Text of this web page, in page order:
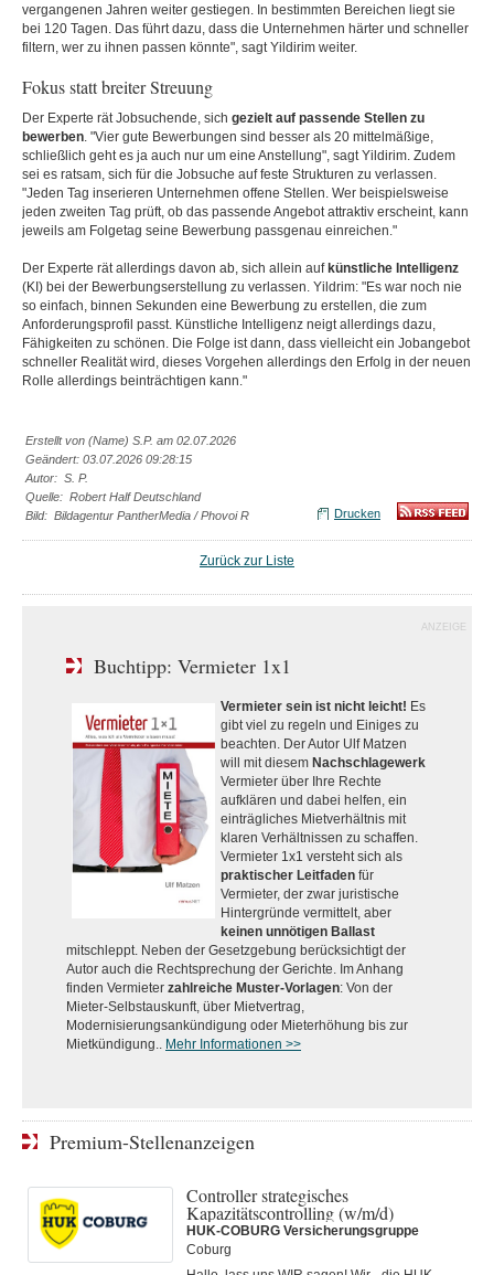
vergangenen Jahren weiter gestiegen. In bestimmten Bereichen liegt sie
bei 120 Tagen. Das führt dazu, dass die Unternehmen härter und schneller
filtern, wer zu ihnen passen könnte", sagt Yildirim weiter.
Fokus statt breiter Streuung
Der Experte rät Jobsuchende, sich gezielt auf passende Stellen zu
bewerben. "Vier gute Bewerbungen sind besser als 20 mittelmäßige,
schließlich geht es ja auch nur um eine Anstellung", sagt Yildirim. Zudem
sei es ratsam, sich für die Jobsuche auf feste Strukturen zu verlassen.
"Jeden Tag inserieren Unternehmen offene Stellen. Wer beispielsweise
jeden zweiten Tag prüft, ob das passende Angebot attraktiv erscheint, kann
jeweils am Folgetag seine Bewerbung passgenau einreichen."
Der Experte rät allerdings davon ab, sich allein auf künstliche Intelligenz
(KI) bei der Bewerbungserstellung zu verlassen. Yildrim: "Es war noch nie
so einfach, binnen Sekunden eine Bewerbung zu erstellen, die zum
Anforderungsprofil passt. Künstliche Intelligenz neigt allerdings dazu,
Fähigkeiten zu schönen. Die Folge ist dann, dass vielleicht ein Jobangebot
schneller Realität wird, dieses Vorgehen allerdings den Erfolg in der neuen
Rolle allerdings beinträchtigen kann."
Erstellt von (Name) S.P. am 02.07.2026
Geändert: 03.07.2026 09:28:15
Autor: S. P.
Quelle: Robert Half Deutschland
Bild: Bildagentur PantherMedia / Phovoi R
Drucken
Zurück zur Liste
ANZEIGE
Buchtipp: Vermieter 1x1
Vermieter sein ist nicht leicht! Es
gibt viel zu regeln und Einiges zu
beachten. Der Autor Ulf Matzen
will mit diesem Nachschlagewerk
Vermieter über Ihre Rechte
aufklären und dabei helfen, ein
einträgliches Mietverhältnis mit
klaren Verhältnissen zu schaffen.
Vermieter 1x1 versteht sich als
praktischer Leitfaden für
Vermieter, der zwar juristische
Hintergründe vermittelt, aber
keinen unnötigen Ballast
mitschleppt. Neben der Gesetzgebung berücksichtigt der
Autor auch die Rechtsprechung der Gerichte. Im Anhang
finden Vermieter zahlreiche Muster-Vorlagen: Von der
Mieter-Selbstauskunft, über Mietvertrag,
Modernisierungsankündigung oder Mieterhöhung bis zur
Mietkündigung.. Mehr Informationen >>
Premium-Stellenanzeigen
Controller strategisches
Kapazitätscontrolling (w/m/d)
HUK-COBURG Versicherungsgruppe
Coburg